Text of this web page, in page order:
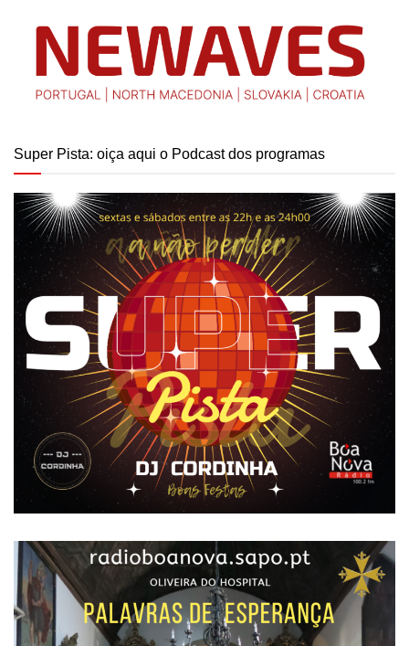
Super Pista: oiça aqui o Podcast dos programas